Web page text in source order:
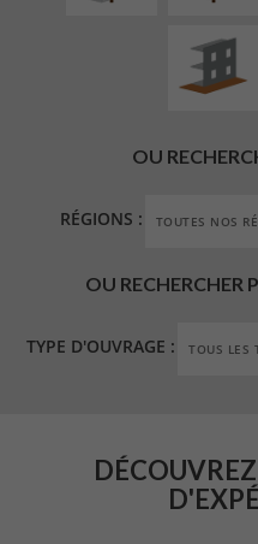
OU
RÉGIONS :
OU RECHERCHER
TYPE D'OUVRAGE :